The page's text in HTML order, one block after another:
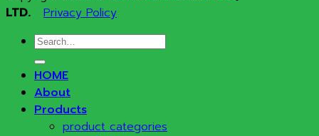
LTD.
Privacy Policy
Search
for:
HOME
About
Products
product categories